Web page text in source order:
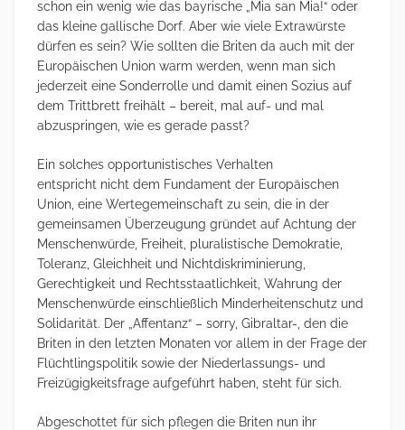
schon ein wenig wie das bayrische „Mia san Mia!“ oder
das kleine gallische Dorf. Aber wie viele Extrawürste
dürfen es sein? Wie sollten die Briten da auch mit der
Europäischen Union warm werden, wenn man sich
jederzeit eine Sonderrolle und damit einen Sozius auf
dem Trittbrett freihält – bereit, mal auf- und mal
abzuspringen, wie es gerade passt?
Ein solches opportunistisches Verhalten
entspricht nicht dem Fundament der Europäischen
Union, eine Wertegemeinschaft zu sein, die in der
gemeinsamen Überzeugung gründet auf Achtung der
Menschenwürde, Freiheit, pluralistische Demokratie,
Toleranz, Gleichheit und Nichtdiskriminierung,
Gerechtigkeit und Rechtsstaatlichkeit, Wahrung der
Menschenwürde einschließlich Minderheitenschutz und
Solidarität. Der „Affentanz“ – sorry, Gibraltar-, den die
Briten in den letzten Monaten vor allem in der Frage der
Flüchtlingspolitik sowie der Niederlassungs- und
Freizügigkeitsfrage aufgeführt haben, steht für sich.
Abgeschottet für sich pflegen die Briten nun ihr